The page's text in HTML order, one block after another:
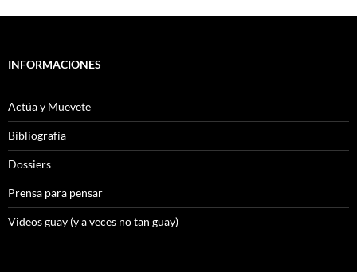
INFORMACIONES
Actúa y Muevete
Bibliografía
Dossiers
Prensa para pensar
Videos guay (y a veces no tan guay)